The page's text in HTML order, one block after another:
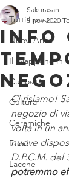
Tutti i post
Nuovi Arrivi
Il Giappone in
Curiosità
Cultura
Ceramiche
Food
Lacche
Sakurasan
5 nov 2020
Ci risiamo!
negozio di
volta in un
nuove
D.P.C.M. del
potremmo